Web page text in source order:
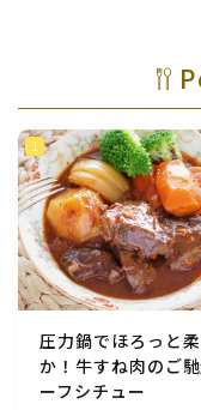
缶詰料理(ツナ・サ
行事食(おせち・ハロ
供の日・七夕等)
乾物・海藻・麩料理
お弁当
漬物・ピクルス・
圧力鍋でほろっと柔
か！牛すね肉のご
ーフシチュー